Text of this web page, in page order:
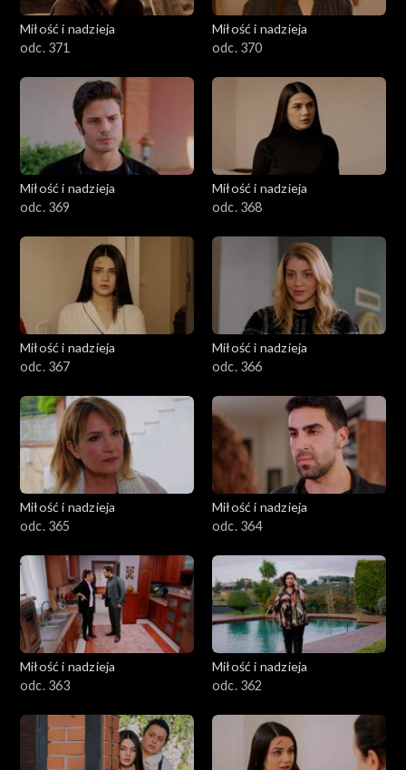
Miłość i nadzieja
odc. 371
Miłość i nadzieja
odc. 370
Miłość i nadzieja
odc. 369
Miłość i nadzieja
odc. 368
Miłość i nadzieja
odc. 367
Miłość i nadzieja
odc. 366
Miłość i nadzieja
odc. 365
Miłość i nadzieja
odc. 364
Miłość i nadzieja
odc. 363
Miłość i nadzieja
odc. 362